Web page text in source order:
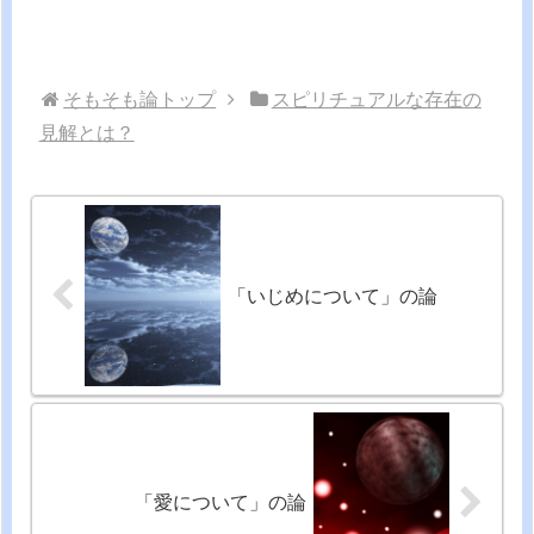
そもそも論トップ
スピリチュアルな存在の
見解とは？
「いじめについて」の論
「愛について」の論